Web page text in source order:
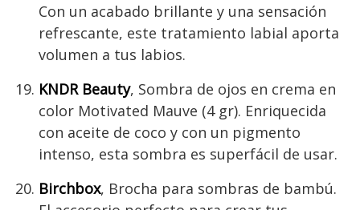
Con un acabado brillante y una sensación
refrescante, este tratamiento labial aporta
volumen a tus labios.
KNDR Beauty, Sombra de ojos en crema en
color Motivated Mauve (4 gr). Enriquecida
con aceite de coco y con un pigmento
intenso, esta sombra es superfácil de usar.
Birchbox, Brocha para sombras de bambú.